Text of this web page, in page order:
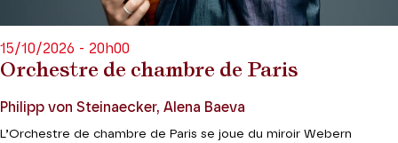
Orchestre de chambre de Paris
15/10/2026 - 20h00
Philipp von Steinaecker, Alena Baeva
L’Orchestre de chambre de Paris se joue du miroir Webern